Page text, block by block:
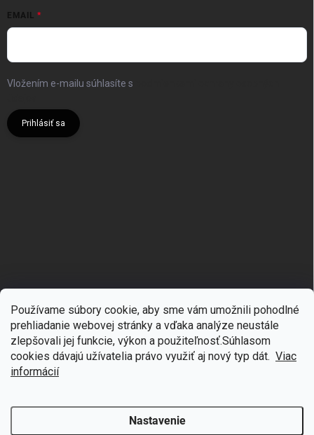
Používame súbory cookie, aby sme vám umožnili pohodlné
prehliadanie webovej stránky a vďaka analýze neustále
zlepšovali jej funkcie, výkon a použiteľnosť.Súhlasom
cookies dávajú užívatelia právo využiť aj nový typ dát. Viac
informácií
Nastavenie
EMAIL
Vložením e-mailu súhlasíte s
Prihlásiť sa
Copyright 2026 mgmoda.sk . Všetky práva vyhradené.Upraviť nastavenie
🎁Získajte 7 % zľavu na prvý nákup
Prihláste sa k odberu noviniek